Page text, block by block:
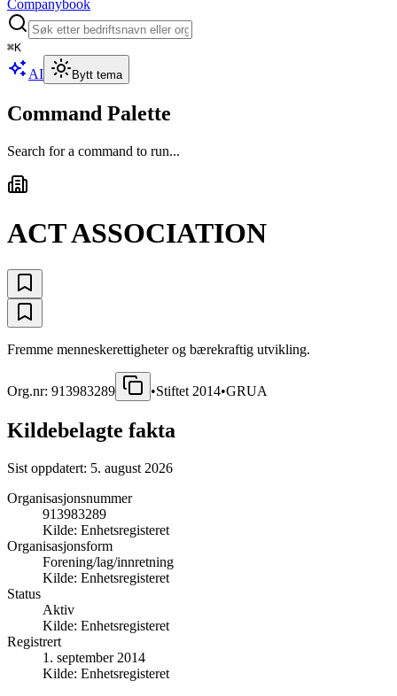
Companybook
⌘K
AI Bytt tema
Command Palette
Search for a command to run...
ACT ASSOCIATION
Fremme menneskerettigheter og bærekraftig utvikling.
Org.nr: 913983289 •Stiftet 2014•GRUA
Kildebelagte fakta
Sist oppdatert: 5. august 2026
Organisasjonsnummer
913983289
Kilde: Enhetsregisteret
Organisasjonsform
Forening/lag/innretning
Kilde: Enhetsregisteret
Status
Aktiv
Kilde: Enhetsregisteret
Registrert
1. september 2014
Kilde: Enhetsregisteret